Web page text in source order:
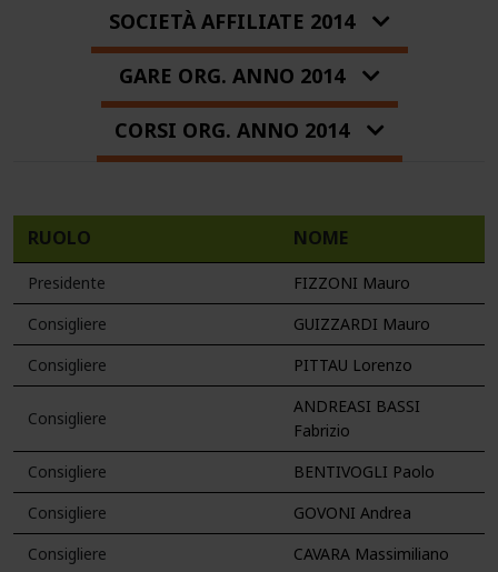
SOCIETÀ AFFILIATE 2014
GARE ORG. ANNO 2014
CORSI ORG. ANNO 2014
RUOLO NOME
Presidente
FIZZONI Mauro
Consigliere
GUIZZARDI Mauro
Consigliere
PITTAU Lorenzo
Consigliere
ANDREASI BASSI
Fabrizio
Consigliere
BENTIVOGLI Paolo
Consigliere
GOVONI Andrea
Consigliere
CAVARA Massimiliano